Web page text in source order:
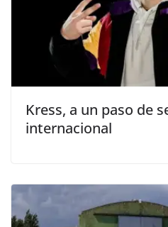
Kress, a un paso de
internacional